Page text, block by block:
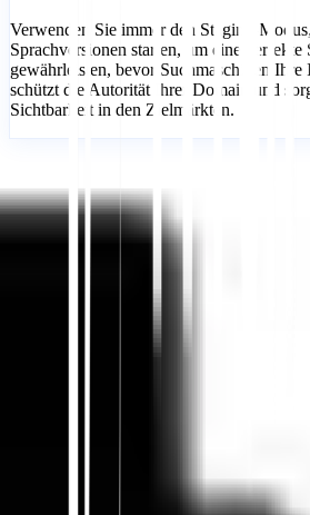
Verwenden Sie immer den Staging-
Sprachversionen starten, um eine perfekte
gewährleisten, bevor Suchmaschinen
schützt die Autorität Ihrer Domain und
Sichtbarkeit in den Zielmärkten.
In diesem Artikel